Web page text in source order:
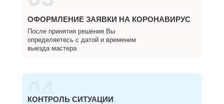
ОФОРМЛЕНИЕ ЗАЯВКИ НА КОРОНАВИРУС
После принятия решения Вы
определяетесь с датой и временем
выезда мастера
04
КОНТРОЛЬ СИТУАЦИИ